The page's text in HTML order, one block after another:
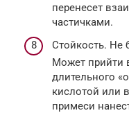
перенесет
частичками.
Стойкость. Не
Может прийти
длительного
кислотой или
примеси